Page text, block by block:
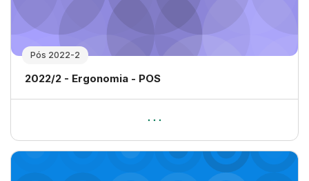
Pós 2022-2
Nome da disciplina
2022/2 - Ergonomia - POS